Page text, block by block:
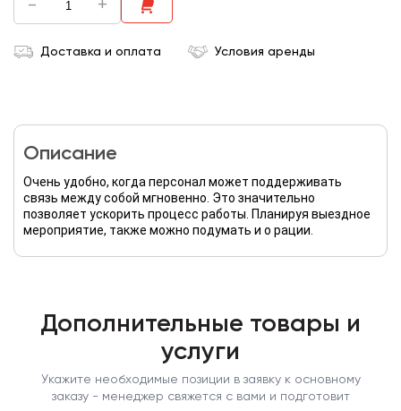
- +
Доставка и оплата Условия аренды
Описание
Очень удобно, когда персонал может поддерживать
связь между собой мгновенно. Это значительно
позволяет ускорить процесс работы. Планируя выездное
мероприятие, также можно подумать и о рации.
Дополнительные товары и
услуги
Укажите необходимые позиции в заявку к основному
заказу - менеджер свяжется с вами и подготовит